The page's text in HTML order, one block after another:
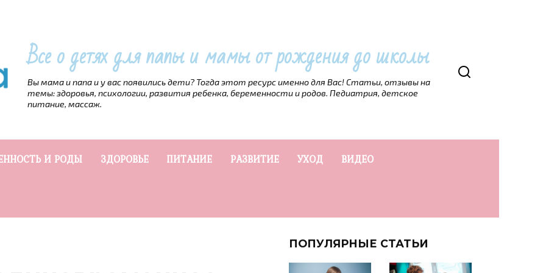
Все о детях для папы и мамы от рождения до школы
Вы мама и папа и у вас появились дети? Тогда этот ресурс именно для Вас! Статьи, отзывы на
темы: здоровья, психологии, развития ребенка, беременности и родов. Педиатрия, детское
питание, массаж.
И РОДЫ ЗДОРОВЬЕ ПИТАНИЕ РАЗВИТИЕ УХОД ВИДЕО
ПОПУЛЯРНЫЕ СТАТЬИ